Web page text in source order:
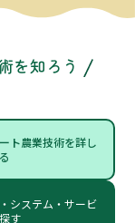
を知ろう
ト農業技術を詳し
システム・サービ
す